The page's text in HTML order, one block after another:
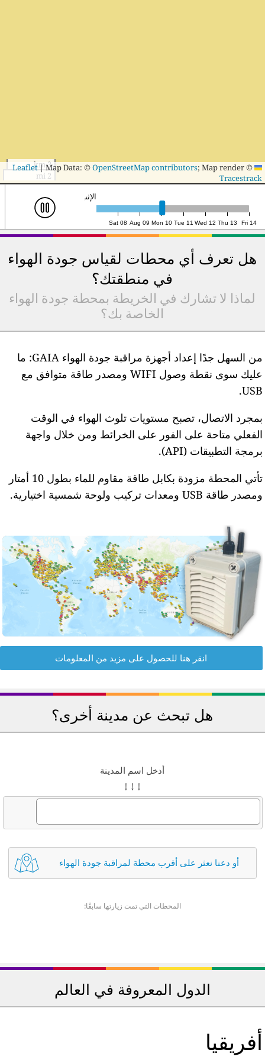
3 km
2 mi
Leaflet
|Map Data: ©OpenStreetMap contributors ; Map render ©
Tracestrack
Sat 08 Aug 09 Mon 10 Tue 11 Wed 12 Thu 13 Fri 14
الإثنين ١٠، ١٨:٠٠ (UTC)
هل تعرف أي محطات لقياس جودة الهواء
في منطقتك؟
لماذا لا تشارك في الخريطة بمحطة جودة الهواء
الخاصة بك؟
من السهل جدًا إعداد أجهزة مراقبة جودة الهواء GAIA: ما
عليك سوى نقطة وصول WIFI ومصدر طاقة متوافق مع
USB.
بمجرد الاتصال، تصبح مستويات تلوث الهواء في الوقت
الفعلي متاحة على الفور على الخرائط ومن خلال واجهة
برمجة التطبيقات (API).
تأتي المحطة مزودة بكابل طاقة مقاوم للماء بطول 10 أمتار
ومصدر طاقة USB ومعدات تركيب ولوحة شمسية اختيارية.
انقر هنا للحصول على مزيد من المعلومات
هل تبحث عن مدينة أخرى؟
أدخل اسم المدينة
↓ ↓ ↓
أو دعنا نعثر على أقرب محطة لمراقبة جودة الهواء
المحطات التي تمت زيارتها سابقًا:
الدول المعروفة في العالم
أفريقيا